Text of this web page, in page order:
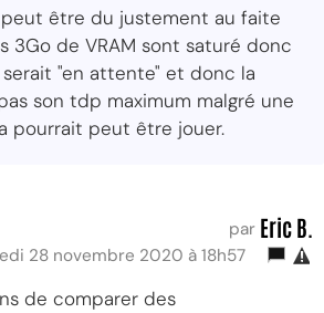
être du justement au faite
3Go de VRAM sont saturé donc
"en attente" et donc la
son tdp maximum malgré une
pourrait peut être jouer.
par Eric B.
28 novembre 2020 à 18h57
de comparer des